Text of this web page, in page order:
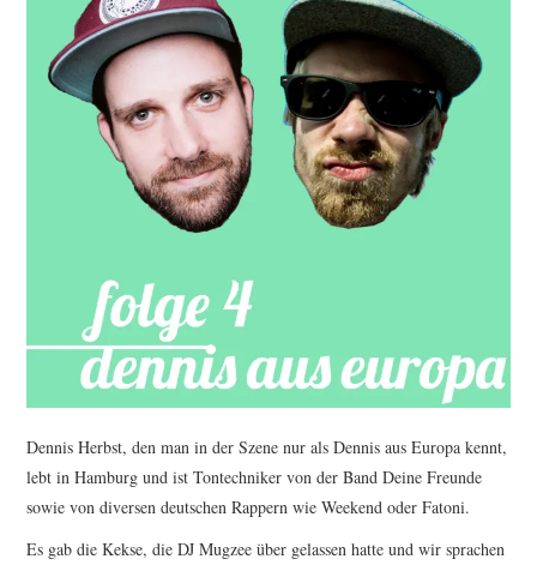
Dennis Herbst, den man in der Szene nur als Dennis aus Europa kennt,
lebt in Hamburg und ist Tontechniker von der Band Deine Freunde
sowie von diversen deutschen Rappern wie Weekend oder Fatoni.
Es gab die Kekse, die DJ Mugzee über gelassen hatte und wir sprachen